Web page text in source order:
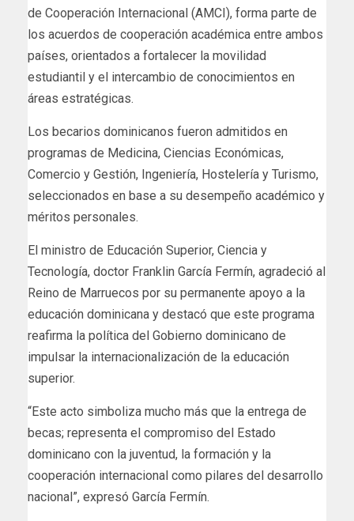
de Cooperación Internacional (AMCI), forma parte de
los acuerdos de cooperación académica entre ambos
países, orientados a fortalecer la movilidad
estudiantil y el intercambio de conocimientos en
áreas estratégicas.
Los becarios dominicanos fueron admitidos en
programas de Medicina, Ciencias Económicas,
Comercio y Gestión, Ingeniería, Hostelería y Turismo,
seleccionados en base a su desempeño académico y
méritos personales.
El ministro de Educación Superior, Ciencia y
Tecnología, doctor Franklin García Fermín, agradeció al
Reino de Marruecos por su permanente apoyo a la
educación dominicana y destacó que este programa
reafirma la política del Gobierno dominicano de
impulsar la internacionalización de la educación
superior.
“Este acto simboliza mucho más que la entrega de
becas; representa el compromiso del Estado
dominicano con la juventud, la formación y la
cooperación internacional como pilares del desarrollo
nacional”, expresó García Fermín.